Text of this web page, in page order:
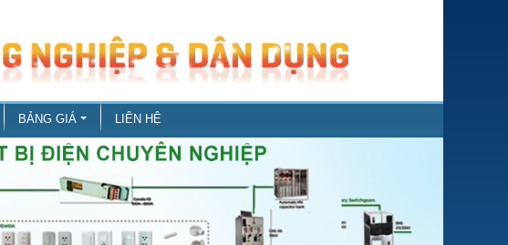
BẢNG GIÁ LIÊN HỆ